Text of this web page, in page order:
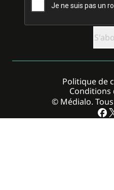
© Médialo.
Politique de
Conditions